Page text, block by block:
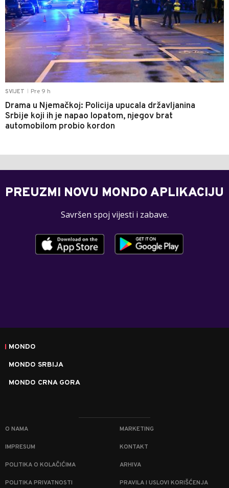
SVIJET Pre 9 h
Drama u Njemačkoj: Policija upucala državljanina
Srbije koji ih je napao lopatom, njegov brat
automobilom probio kordon
PREUZMI NOVU MONDO APLIKACIJU
Savršen spoj vijesti i zabave.
MONDO
MONDO SRBIJA
MONDO CRNA GORA
O NAMA MARKETING
IMPRESUM KONTAKT
POLITIKA O KOLAČIĆIMA ARHIVA
POLITIKA PRIVATNOSTI PRAVILA I USLOVI KORIŠĆENJA